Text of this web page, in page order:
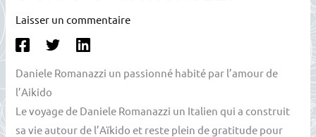
Laisser un commentaire
Daniele Romanazzi un passionné habité par l’amour de
l’Aikido
Le voyage de Daniele Romanazzi un Italien qui a construit
sa vie autour de l’Aïkido et reste plein de gratitude pour